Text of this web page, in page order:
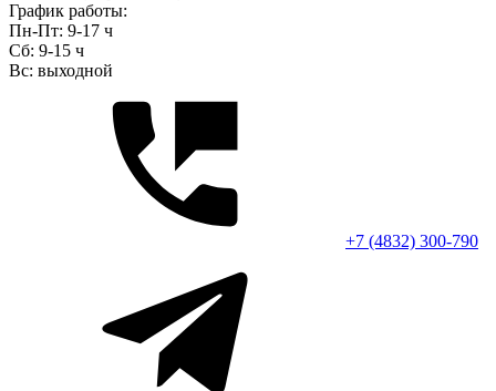
График работы:
Пн-Пт: 9-17 ч
Сб: 9-15 ч
Вс: выходной
+7 (4832) 300-790